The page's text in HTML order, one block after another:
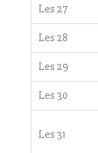
Les 27
Les 28
Les 29
Les 30
Les 31